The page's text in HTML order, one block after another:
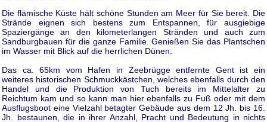
Die flämische Küste hält schöne Stunden am Meer für Sie bereit. Die
Strände eignen sich bestens zum Entspannen, für ausgiebige
Spaziergänge an den kilometerlangen Stränden und auch zum
Sandburgbauen für die ganze Familie. Genießen Sie das Plantschen
im Wasser mit Blick auf die herrlichen Dünen.
Das ca. 65km vom Hafen in Zeebrügge entfernte Gent ist ein
weiteres historischen Schmuckkästchen, welches ebenfalls durch den
Handel und die Produktion von Tuch bereits im Mittelalter zu
Reichtum kam und so kann man hier ebenfalls zu Fuß oder mit dem
Ausflugsboot eine Vielzahl betagter Gebäude aus dem 12 Jh. bis 16.
Jh. bestaunen, die in ihrer Anzahl, Pracht und Bedeutung in nichts